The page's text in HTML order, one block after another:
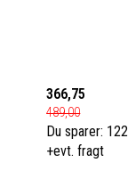
366,75
489,00
Du sparer:
+evt. fragt